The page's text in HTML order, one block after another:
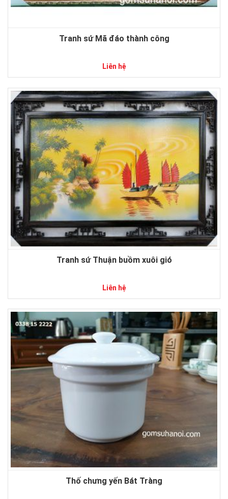
Tranh sứ Mã đáo thành công
Liên hệ
Tranh sứ Thuận buồm xuôi gió
Liên hệ
Thố chưng yến Bát Tràng